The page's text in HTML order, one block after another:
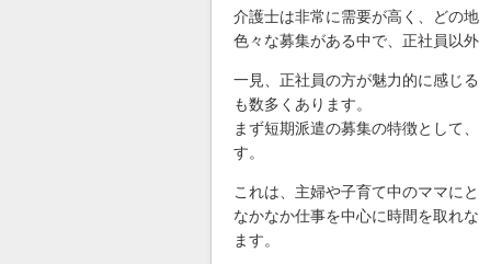
介護士は非常に需要が高く、どの
色々な募集がある中で、正社員以
一見、正社員の方が魅力的に感じ
も数多くあります。
まず短期派遣の募集の特徴として
す。
これは、主婦や子育て中のママに
なかなか仕事を中心に時間を取れ
ます。